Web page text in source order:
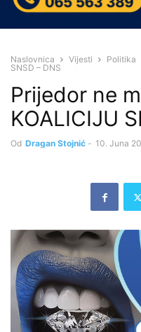
Naslovnica Vijesti Politika
SNSD – DNS
Prijedor ne
KOALICIJU
Od Dragan Stojnić - 10. Juna